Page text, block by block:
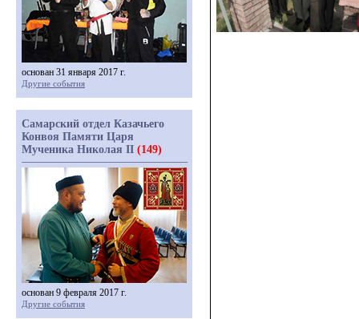
основан 31 января 2017 г.
Другие события
Самарский отдел Казачьего
Конвоя Памяти Царя
Мученика Николая II (149)
основан 9 февраля 2017 г.
Другие события